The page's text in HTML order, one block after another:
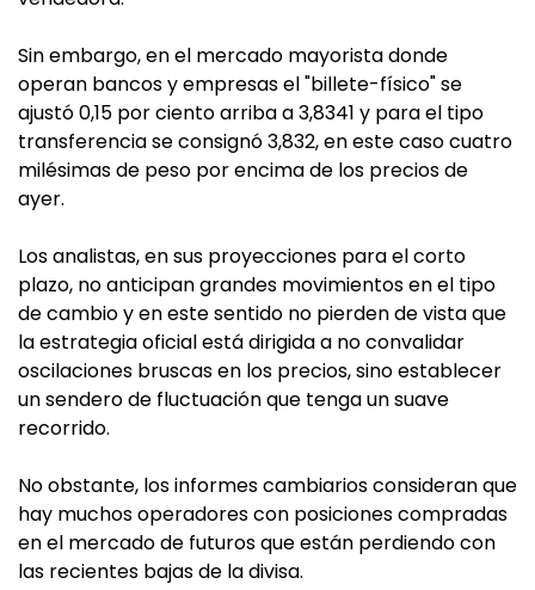
Sin embargo, en el mercado mayorista donde
operan bancos y empresas el "billete-físico" se
ajustó 0,15 por ciento arriba a 3,8341 y para el tipo
transferencia se consignó 3,832, en este caso cuatro
milésimas de peso por encima de los precios de
ayer.
Los analistas, en sus proyecciones para el corto
plazo, no anticipan grandes movimientos en el tipo
de cambio y en este sentido no pierden de vista que
la estrategia oficial está dirigida a no convalidar
oscilaciones bruscas en los precios, sino establecer
un sendero de fluctuación que tenga un suave
recorrido.
No obstante, los informes cambiarios consideran que
hay muchos operadores con posiciones compradas
en el mercado de futuros que están perdiendo con
las recientes bajas de la divisa.